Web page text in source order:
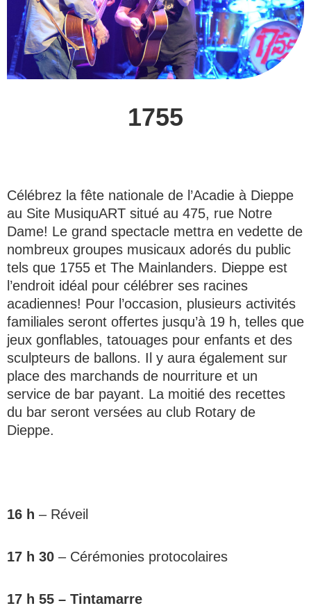
1755
Célébrez la fête nationale de l’Acadie à Dieppe
au Site MusiquART situé au 475, rue Notre
Dame! Le grand spectacle mettra en vedette de
nombreux groupes musicaux adorés du public
tels que 1755 et The Mainlanders. Dieppe est
l’endroit idéal pour célébrer ses racines
acadiennes! Pour l’occasion, plusieurs activités
familiales seront offertes jusqu’à 19 h, telles que
jeux gonflables, tatouages pour enfants et des
sculpteurs de ballons. Il y aura également sur
place des marchands de nourriture et un
service de bar payant. La moitié des recettes
du bar seront versées au club Rotary de
Dieppe.
16 h – Réveil
17 h 30 – Cérémonies protocolaires
17 h 55 – Tintamarre